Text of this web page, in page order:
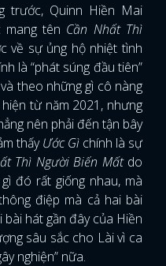
trước, Quinn Hiền Mai
tên Cần Nhất Thì
về sự ủng hộ nhiệt tình
là “phát súng đầu tiên”
theo những gì cô nàng
từ năm 2021, nhưng
nên phải đến tận bây
thấyƯớc Gìchính là sự
Thì Người Biến Mấtdo
đó rất giống nhau, mà
điệp mà cả hai bài
hát gần đây của Hiền
sâu sắc cho Lài vì ca
nghiện” nữa.